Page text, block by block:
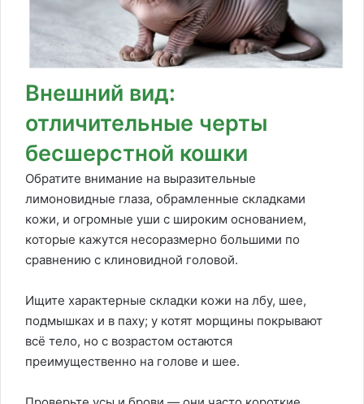
Внешний вид:
отличительные черты
бесшерстной кошки
Обратите внимание на выразительные
лимоновидные глаза, обрамленные складками
кожи, и огромные уши с широким основанием,
которые кажутся несоразмерно большими по
сравнению с клиновидной головой.
Ищите характерные складки кожи на лбу, шее,
подмышках и в паху; у котят морщины покрывают
всё тело, но с возрастом остаются
преимущественно на голове и шее.